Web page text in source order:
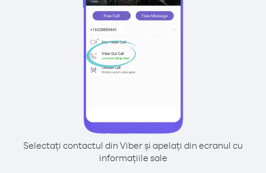
Selectați contactul din Viber și apelați din ecranul cu
informațiile sale